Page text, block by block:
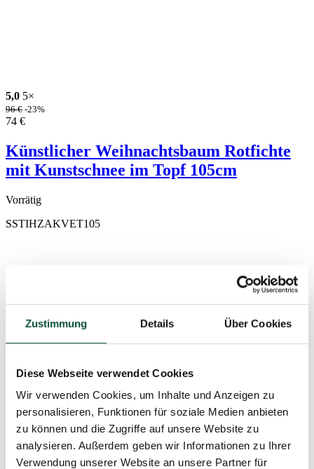
Zustimmung Details Über Cookies
Diese Webseite verwendet Cookies
Wir verwenden Cookies, um Inhalte und Anzeigen zu
personalisieren, Funktionen für soziale Medien anbieten
zu können und die Zugriffe auf unsere Website zu
analysieren. Außerdem geben wir Informationen zu Ihrer
Verwendung unserer Website an unsere Partner für
5,0 5×
96€ -23%
74 €
Künstlicher Weihnachtsbaum Rotfichte
mit Kunstschnee im Topf 105cm
Vorrätig
SSTIHZAKVET105